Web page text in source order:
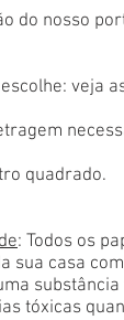
do nosso
veja
quadrado.
: Todos os
sua casa
tóxicas